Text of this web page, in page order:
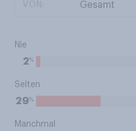
Nie
2%
Selten
29%
Manchmal